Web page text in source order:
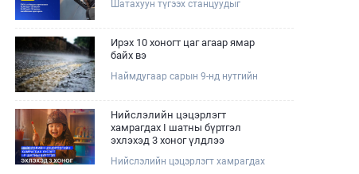
Зам, тээврийн сайд Б.Дэлгэрсайхан
Шатахуун түгээх станцуудыг
Ирэх 10 хоногт цаг агаар ямар
байх вэ
Наймдугаар сарын 9-нд нутгийн
хэсгээр ахиухан хэмжээний бороо
орох тул болзошгүй үер, усны
аюулаас анхаарна уу.
Нийслэлийн цэцэрлэгт
хамрагдах I шатны бүртгэл
эхлэхэд 3 хоног үлдлээ
Нийслэлийн цэцэрлэгт хамрагдах